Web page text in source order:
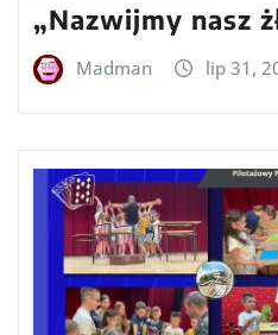
„Nazwijmy nasz
Madman lip 31,